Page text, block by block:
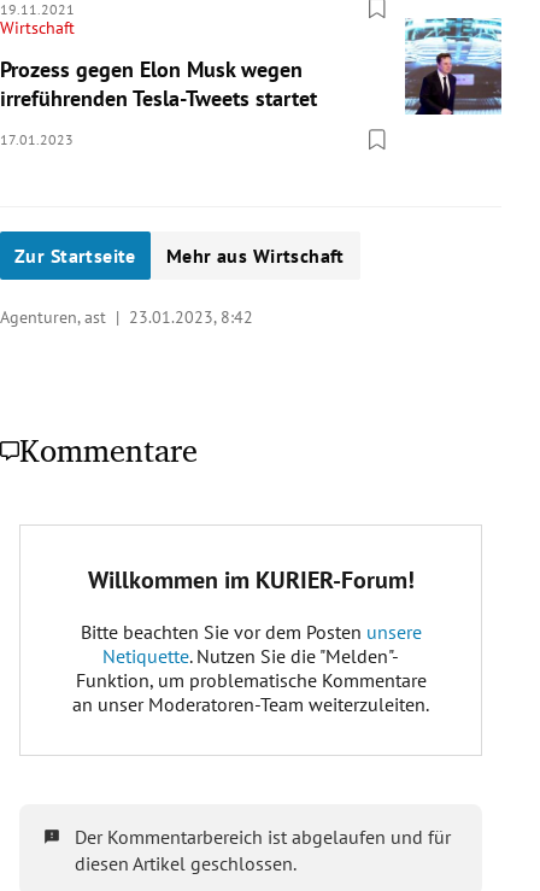
19.11.2021
Wirtschaft
Prozess gegen Elon Musk wegen
irreführenden Tesla-Tweets startet
17.01.2023
Zur Startseite Mehr aus Wirtschaft
Agenturen, ast | 23.01.2023, 8:42
Kommentare